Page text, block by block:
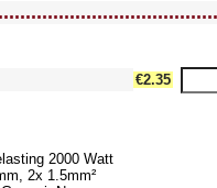
€2.35
2000 Watt
2x 1.5mm²